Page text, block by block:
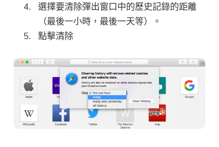
選擇要清除彈出窗口中的歷史記錄的距離
（最後一小時，最後一天等）。
點擊清除
下載鏈接和優惠券代碼已發送至您的
電子郵件user@email.com。你也可
以點擊按鈕，直接購買該軟件。
立即購買